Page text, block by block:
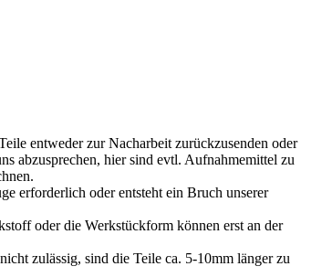
entweder zur Nacharbeit zurückzusenden oder
abzusprechen, hier sind evtl. Aufnahmemittel zu
erforderlich oder entsteht ein Bruch unserer
oder die Werkstückform können erst an der
zulässig, sind die Teile ca. 5-10mm länger zu